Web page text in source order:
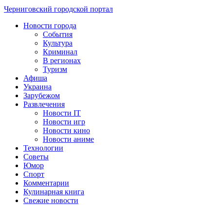
Черниговский городской портал
Новости города
События
Культура
Криминал
В регионах
Туризм
Афиша
Украина
Зарубежом
Развлечения
Новости IT
Новости игр
Новости кино
Новости аниме
Технологии
Советы
Юмор
Спорт
Комментарии
Кулинарная книга
Свежие новости